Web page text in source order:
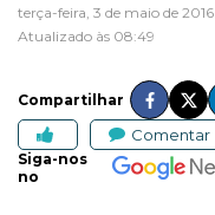
terça-feira, 3 de maio de 2016
Atualizado às 08:49
Compartilhar
Comentar
Siga-nos
no